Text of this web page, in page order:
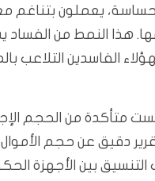
يعملون بتناغم
هذا النمط من الفساد
الفاسدين التلاعب
متأكدة من الحجم
دقيق عن حجم
بين الأجهزة